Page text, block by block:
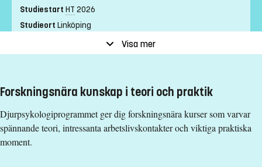
Biologi 2
samt
Fysik 1a eller 1b1 och 1b2
Matematik 3b/3c eller Matematik D
Alternativt
Grundläggande behörighet på grundnivå samt Biologi nivå 2,
Fysik nivå 1b eller Fysik nivå 1a2, Kemi nivå 1, Matematik
Studiestart HT 2026
Studieort Linköping
NivåGrundnivå
UndervisningsspråkSvenska
Förkunskapskrav
Visa mer
Forskningsnära kunskap i teori och praktik
Djurpsykologiprogrammet ger dig forskningsnära kurser som varvar
spännande teori, intressanta arbetslivskontakter och viktiga praktiska
moment.